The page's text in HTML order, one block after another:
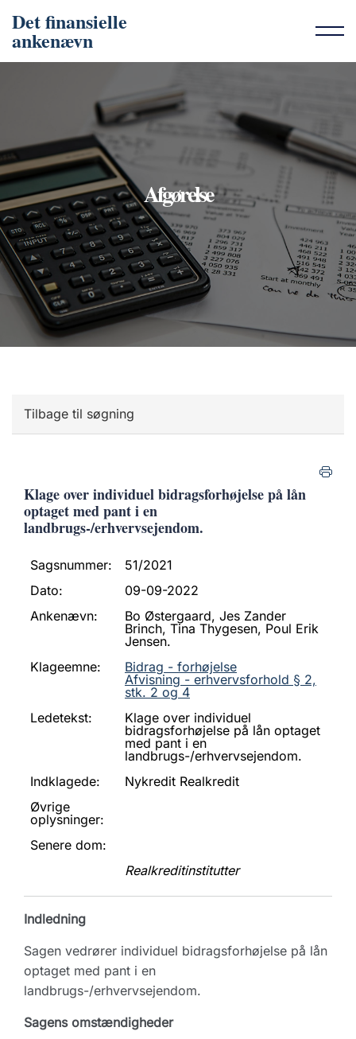
Det finansielle
ankenævn
Afgørelse
Tilbage til søgning
Klage over individuel bidragsforhøjelse på lån
optaget med pant i en
landbrugs-/erhvervsejendom.
Sagsnummer:
51/2021
Dato:
09-09-2022
Ankenævn:
Bo Østergaard, Jes Zander
Brinch, Tina Thygesen, Poul Erik
Jensen.
Klageemne:
Bidrag - forhøjelse
Afvisning - erhvervsforhold § 2,
stk. 2 og 4
Ledetekst:
Klage over individuel
bidragsforhøjelse på lån optaget
med pant i en
landbrugs-/erhvervsejendom.
Indklagede:
Nykredit Realkredit
Øvrige
oplysninger:
Senere dom:
Realkreditinstitutter
Indledning
Sagen vedrører individuel bidragsforhøjelse på lån
optaget med pant i en
landbrugs-/erhvervsejendom.
Sagens omstændigheder